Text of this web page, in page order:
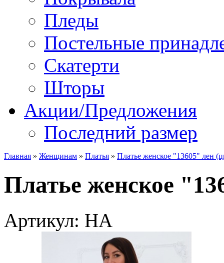
Пледы
Постельные
Скатерти
Шторы
Акции/Предложения
Последний размер
Главная » Женщинам » Платья » Платье женское "13605" лен
Платье женское
Артикул: НА